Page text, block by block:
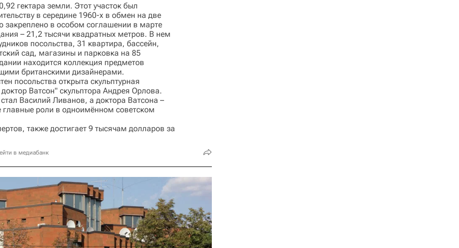
гектара земли. Этот участок был
в середине 1960-х в обмен на две
закреплено в особом соглашении в марте
– 21,2 тысячи квадратных метров. В нем
посольства, 31 квартира, бассейн,
сад, магазины и парковка на 85
находится коллекция предметов
британскими дизайнерами.
посольства открыта скульптурная
Ватсон" скульптора Андрея Орлова.
Василий Ливанов, а доктора Ватсона –
роли в одноимённом советском
также достигает 9 тысячам долларов за
в медиабанк